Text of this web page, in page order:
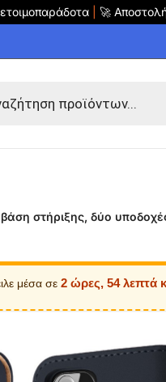
🚀
στήριξης, δύο
μέσα σε 2 ώρες, 54 λεπτά